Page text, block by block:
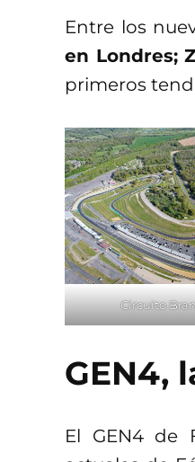
Entre los
en Londres;
primeros
Circuito
GEN4,
El GEN4 de